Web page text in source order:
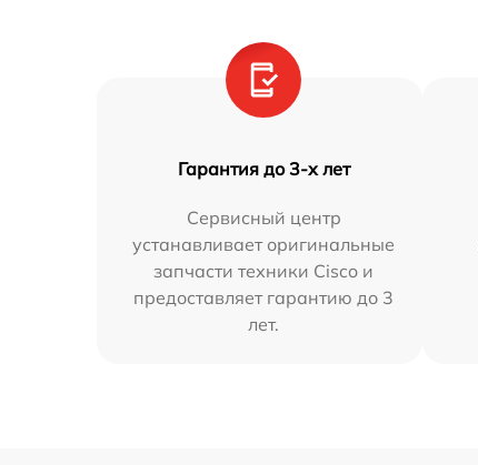
Гарантия до 3-х лет
Сервисный центр
устанавливает оригинальные
запчасти техники Cisco и
предоставляет гарантию до 3
лет.